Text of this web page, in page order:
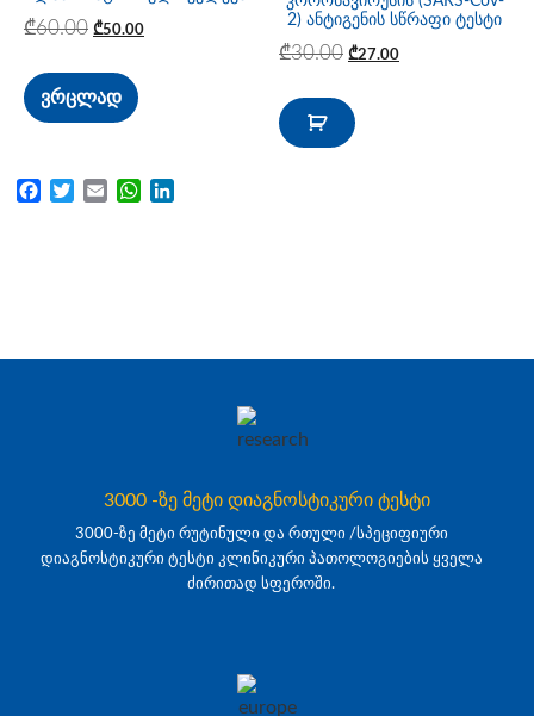
₾60.00 ₾50.00
ვრცლად
2) ანტიგენის სწრაფი ტესტი
₾30.00 ₾27.00
FacebookTwitter
Email WhatsApp
3000 -ზე მეტი დიაგნოსტიკური ტესტი
3000-ზე მეტი რუტინული და რთული /სპეციფიური
დიაგნოსტიკური ტესტი კლინიკური პათოლოგიების ყველა
ძირითად სფეროში.